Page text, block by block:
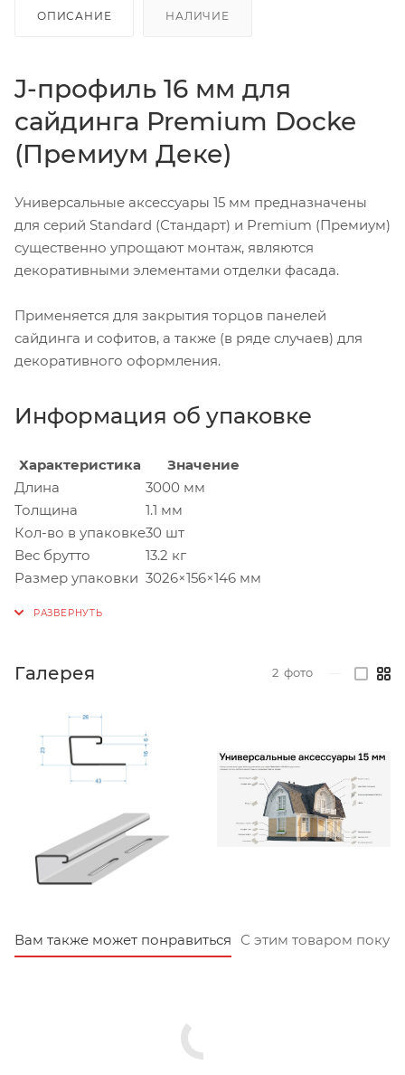
ОПИСАНИЕ НАЛИЧИЕ
J-профиль 16 мм для
сайдинга Premium Docke
(Премиум Деке)
Универсальные аксессуары 15 мм предназначены
для серий Standard (Стандарт) и Premium (Премиум)
существенно упрощают монтаж, являются
декоративными элементами отделки фасада.
Применяется для закрытия торцов панелей
сайдинга и софитов, а также (в ряде случаев) для
декоративного оформления.
Информация об упаковке
Характеристика
Значение
Длина
3000 мм
Толщина
1.1 мм
Кол-во в упаковке30 шт
Вес брутто
13.2 кг
Размер упаковки 3026×156×146 мм
Галерея 2 фото
Вам также может понравиться С этим товаром